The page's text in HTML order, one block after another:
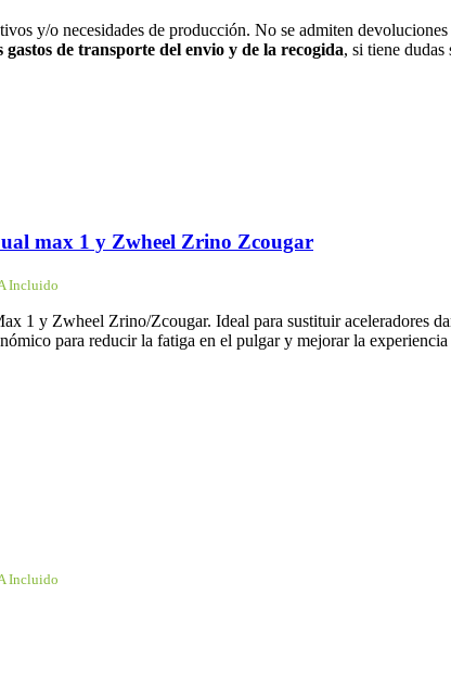
y/o necesidades de producción. No se admiten
gastos de transporte del envio y de la recogida, si tiene dudas
max 1 y Zwheel Zrino Zcougar
Incluido
1 y Zwheel Zrino/Zcougar. Ideal para sustituir aceleradores
para reducir la fatiga en el pulgar y mejorar la
Incluido